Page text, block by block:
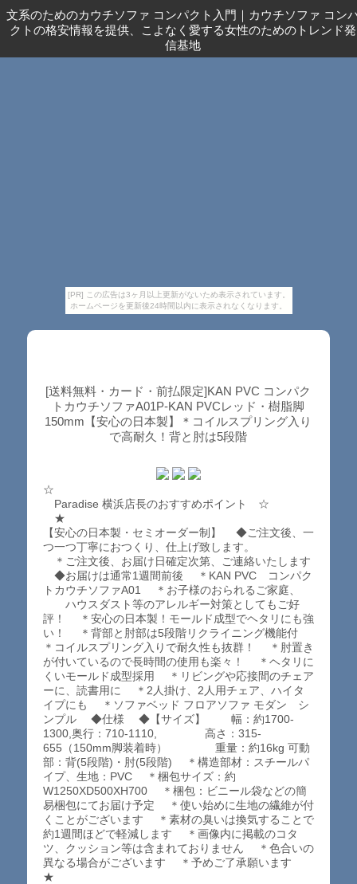
[PR] この広告は3ヶ月以上更新がないため表示されています。
ホームページを更新後24時間以内に表示されなくなります。
文系のためのカウチソファ コンパクト入門 ｜ カウチソファ コン
クトの格安情報を提供、こよなく愛する女性のためのトレンド発
信基地
[送料無料・カード・前払限定]KAN PVC コンパク
トカウチソファA01P-KAN PVCレッド・樹脂脚
150mm【安心の日本製】＊コイルスプリング入り
で高耐久！背と肘は5段階
☆
Paradise 横浜店長のおすすめポイント ☆
★
【安心の日本製・セミオーダー制】 ◆ご注文後、一
つ一つ丁寧におつくり、仕上げ致します。
＊ご注文後、お届け日確定次第、ご連絡いたします
◆お届けは通常1週間前後 ＊KAN PVC コンパク
トカウチソファA01 ＊お子様のおられるご家庭、
ハウスダスト等のアレルギー対策としてもご好
評！ ＊安心の日本製！モールド成型でヘタリにも強
い！ ＊背部と肘部は5段階リクライニング機能付
＊コイルスプリング入りで耐久性も抜群！ ＊肘置き
が付いているので長時間の使用も楽々！ ＊ヘタリに
くいモールド成型採用 ＊リビングや応接間のチェア
ーに、読書用に ＊2人掛け、2人用チェア、ハイタ
イプにも ＊ソファベッド フロアソファ モダン シ
ンプル ◆仕様 ◆【サイズ】 幅：約1700-
1300,奥行：710-1110, 高さ：315-
655（150mm脚装着時） 重量：約16kg 可動
部：背(5段階)・肘(5段階) ＊構造部材：スチールパ
イプ、生地：PVC ＊梱包サイズ：約
W1250XD500XH700 ＊梱包：ビニール袋などの簡
易梱包にてお届け予定 ＊使い始めに生地の繊維が付
くことがございます ＊素材の臭いは換気することで
約1週間ほどで軽減します ＊画像内に掲載のコタ
ツ、クッション等は含まれておりません ＊色合いの
異なる場合がございます ＊予めご了承願います
★